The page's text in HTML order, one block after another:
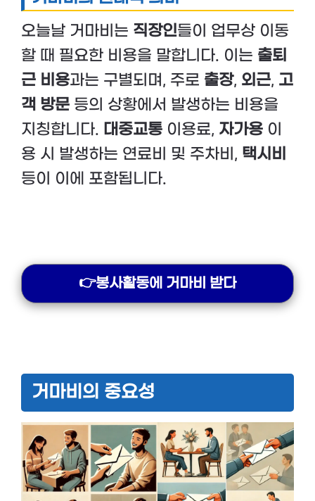
오늘날 거마비는 직장인들이 업무상 이동
할 때 필요한 비용을 말합니다. 이는 출퇴
근 비용과는 구별되며, 주로 출장, 외근, 고
객 방문 등의 상황에서 발생하는 비용을
지칭합니다. 대중교통 이용료, 자가용 이
용 시 발생하는 연료비 및 주차비, 택시비
등이 이에 포함됩니다.
👉봉사활동에 거마비 받다
거마비의 중요성